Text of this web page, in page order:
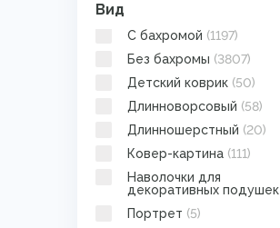
Вид
C бахромой (1197)
Без бахромы (3807)
Детский коврик (50)
Длинноворсовый (58)
Длинношерстный (20)
Ковер-картина (111)
Наволочки для
декоративных подушек
Портрет (5)